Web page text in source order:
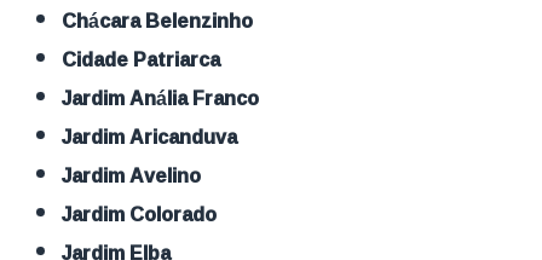
Chácara Belenzinho
Cidade Patriarca
Jardim Anália Franco
Jardim Aricanduva
Jardim Avelino
Jardim Colorado
Jardim Elba